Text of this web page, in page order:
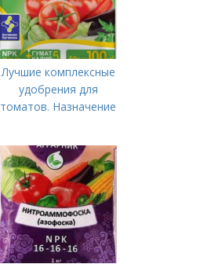
Лучшие комплексные
удобрения для
томатов. Назначение